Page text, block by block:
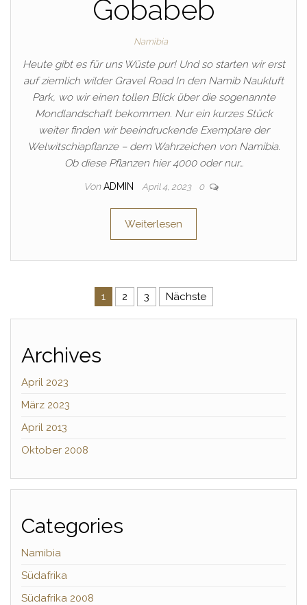
Gobabeb
Namibia
Heute gibt es für uns Wüste pur! Und so starten wir erst
auf ziemlich wilder Gravel Road In den Namib Naukluft
Park, wo wir einen tollen Blick über die sogenannte
Mondlandschaft bekommen. Nur ein kurzes Stück
weiter finden wir beeindruckende Exemplare der
Welwitschiapflanze – dem Wahrzeichen von Namibia.
Ob diese Pflanzen hier 4000 oder nur…
Von ADMIN April 4, 2023 0
Weiterlesen
Seitennummerierung der
1 2 3 Nächste
Archives
April 2023
März 2023
April 2013
Oktober 2008
Categories
Namibia
Südafrika
Südafrika 2008